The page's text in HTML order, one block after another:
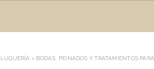
> BODAS: PEINADOS Y TRATAMIENTOS